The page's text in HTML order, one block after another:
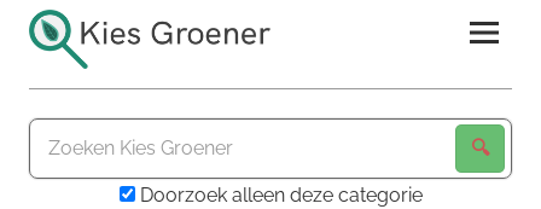
naar
inhoudKies
GroenerDoorzoek alleen deze categorie